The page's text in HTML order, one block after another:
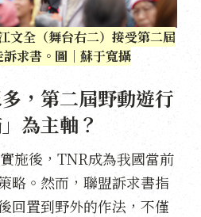
文全（舞台右二）接受第二屆
求書。圖｜蘇于寬攝
，第二屆野動遊行
為主軸？
施後，TNR成為我國當前
略。然而，聯盟訴求書指
回置到野外的作法，不僅